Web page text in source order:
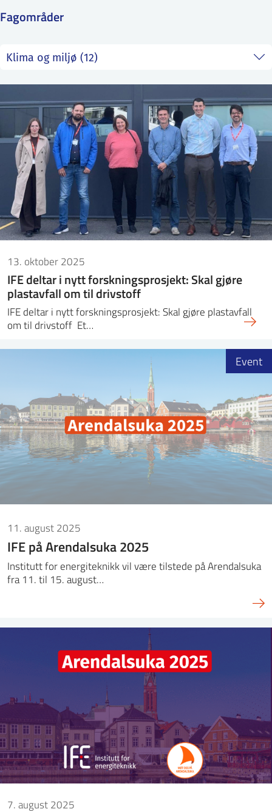
IFE
ENGLISH
Fagområder
13. oktober 2025
IFE deltar i nytt forskningsprosjekt: Skal gjøre
plastavfall om til drivstoff
IFE deltar i nytt forskningsprosjekt: Skal gjøre plastavfall
om til drivstoff Et…
11. august 2025
IFE på Arendalsuka 2025
Institutt for energiteknikk vil være tilstede på Arendalsuka
fra 11. til 15. august…
Event
7. august 2025